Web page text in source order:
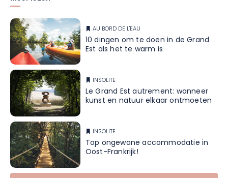
AU BORD DE L'EAU
10 dingen om te doen in de Grand
Est als het te warm is
INSOLITE
Le Grand Est autrement: wanneer
kunst en natuur elkaar ontmoeten
INSOLITE
Top ongewone accommodatie in
Oost-Frankrijk!